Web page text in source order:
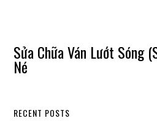
Sửa Chữa Ván Lướt Sóng
Né
RECENT POSTS